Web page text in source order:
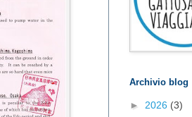
Archivio blog
► 2026 (3)